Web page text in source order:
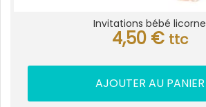
Invitations bébé licorne
4,50 € ttc
AJOUTER AU PANIER